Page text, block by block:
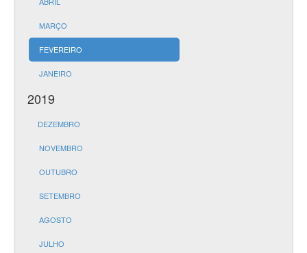
MARÇO
FEVEREIRO
JANEIRO
2019
DEZEMBRO
NOVEMBRO
OUTUBRO
SETEMBRO
AGOSTO
JULHO